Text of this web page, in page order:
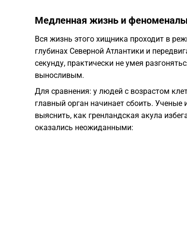
Медленная жизнь и
Вся жизнь этого хищника проходит в
глубинах Северной Атлантики и
секунду, практически не умея
выносливым.
Для сравнения: у людей с возрастом
главный орган начинает сбоить.
выяснить, как гренландская акула
оказались неожиданными: